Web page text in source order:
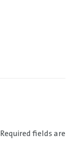
Required fields are